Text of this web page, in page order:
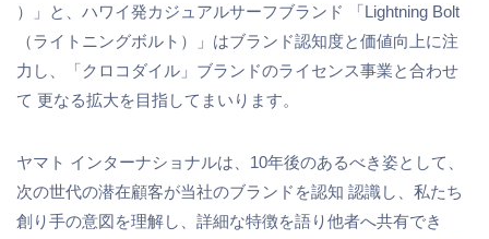
）」と、ハワイ発カジュアルサーフブランド 「Lightning Bolt
（ライトニングボルト）」はブランド認知度と価値向上に注
力し、「クロコダイル」ブランドのライセンス事業と合わせ
て 更なる拡大を目指してまいります。
ヤマト インターナショナルは、10年後のあるべき姿として、
次の世代の潜在顧客が当社のブランドを認知 認識し、私たち
創り手の意図を理解し、詳細な特徴を語り他者へ共有でき